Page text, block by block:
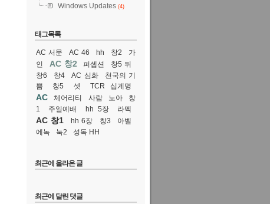
Windows Updates (4)
태그목록
AC 서문 AC 46 hh 창2
가
인
AC 창2 퍼셉션
창5 뒤
창6
창4 AC 심화
천국의 기
쁨
창5 셋 TCR 십계명
AC 체어리티 사람 노아
창
1
주일예배 hh 5장 라멕
AC 창1 hh 6장 창3
아벨
에녹
눅2 성독 HH
최근에 올라온 글
최근에 달린 댓글